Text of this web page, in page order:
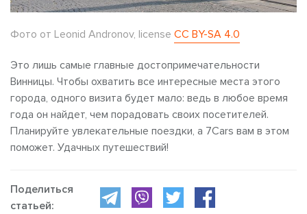
Фото от Leonid Andronov, license CC BY-SA 4.0
Это лишь самые главные достопримечательности
Винницы. Чтобы охватить все интересные места этого
города, одного визита будет мало: ведь в любое время
года он найдет, чем порадовать своих посетителей.
Планируйте увлекательные поездки, а 7Cars вам в этом
поможет. Удачных путешествий!
Поделиться
статьей: